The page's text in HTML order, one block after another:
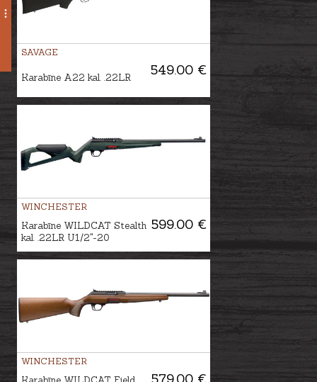
SAVAGE
549.00 €
Karabīne A22 kal. .22LR
WINCHESTER
599.00 €
Karabīne WILDCAT Stealth
kal. .22LR U1/2"-20
WINCHESTER